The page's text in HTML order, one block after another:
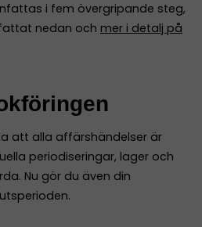
i fem övergripande steg,
nedan och mer i detalj på
att alla affärshändelser är
periodiseringar, lager och
Nu gör du även din